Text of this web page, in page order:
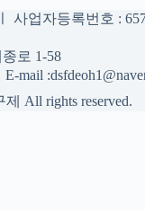
사업자등록번호 :
로 1-58
mail
All rights reserved.